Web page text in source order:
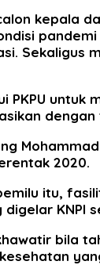
kepala
Sekaligus
PKPU
dengan
2020.
itu,
KNPI
bila